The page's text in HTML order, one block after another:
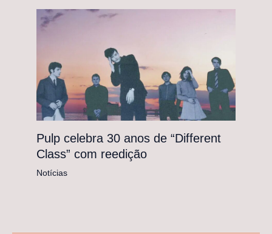
Pulp celebra 30 anos de “Different
Class” com reedição
Notícias